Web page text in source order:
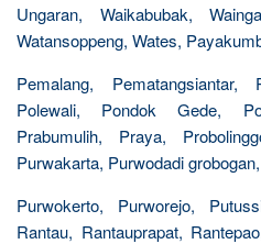
Ungaran, Waikabubak,
Watansoppeng, Wates,
Pemalang, Pematangsiantar,
Polewali, Pondok Gede,
Prabumulih, Praya,
Purwakarta, Purwodadi grobogan,
Purwokerto, Purworejo,
Rantau, Rantauprapat,